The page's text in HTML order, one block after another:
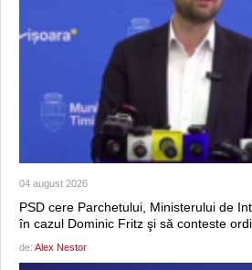
04 august 2026
PSD cere Parchetului, Ministerului de
în cazul Dominic Fritz şi să conteste
de: Alex Nestor